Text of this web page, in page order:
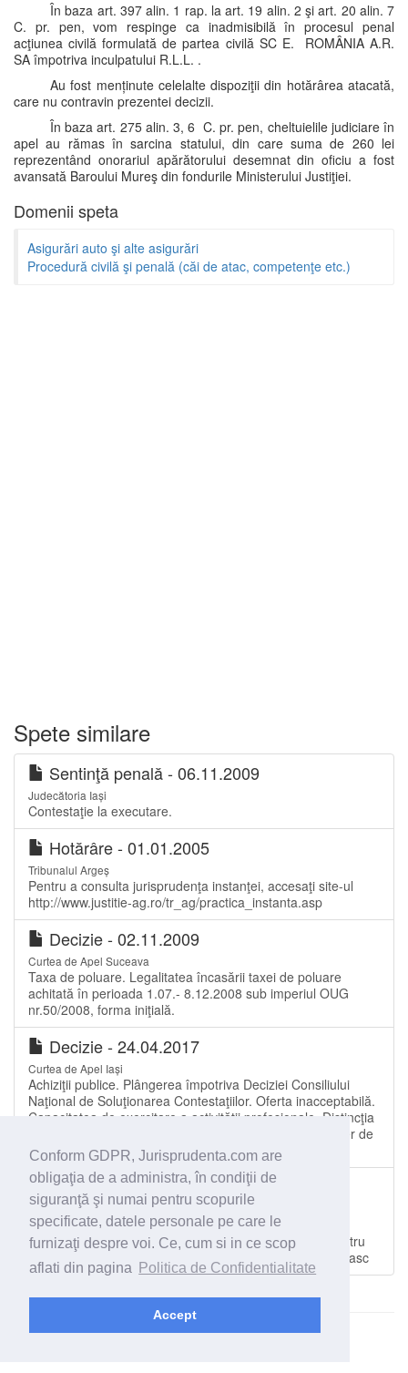
Conform GDPR, Jurisprudenta.com are
obligaţia de a administra, în condiţii de
siguranţă şi numai pentru scopurile
specificate, datele personale pe care le
furnizaţi despre voi. Ce, cum si in ce scop
aflati din pagina
Politica de Confidentialitate
Accept
În baza art. 397 alin. 1 rap. la art. 19 alin. 2 şi art. 20 alin. 7
C. pr. pen, vom respinge ca inadmisibilă în procesul penal
acţiunea civilă formulată de partea civilă SC E. ROMÂNIA A.R.
SA împotriva inculpatului R.L.L. .
Au fost menținute celelalte dispoziţii din hotărârea atacată,
care nu contravin prezentei decizii.
În baza art. 275 alin. 3, 6 C. pr. pen, cheltuielile judiciare în
apel au rămas în sarcina statului, din care suma de 260 lei
reprezentând onorariul apărătorului desemnat din oficiu a fost
avansată Baroului Mureş din fondurile Ministerului Justiţiei.
Domenii speta
Asigurări auto şi alte asigurări
Procedură civilă şi penală (căi de atac, competenţe etc.)
Spete similare
Sentinţă penală - 06.11.2009
Judecătoria Iași
Contestaţie la executare.
Hotărâre - 01.01.2005
Tribunalul Argeș
Pentru a consulta jurisprudenţa instanţei, accesaţi site-ul
http://www.justitie-ag.ro/tr_ag/practica_instanta.asp
Decizie - 02.11.2009
Curtea de Apel Suceava
Taxa de poluare. Legalitatea încasării taxei de poluare
achitată în perioada 1.07.- 8.12.2008 sub imperiul OUG
nr.50/2008, forma iniţială.
Decizie - 24.04.2017
Curtea de Apel Iași
Achiziţii publice. Plângerea împotriva Deciziei Consiliului
Naţional de Soluţionarea Contestaţiilor. Oferta inacceptabilă.
Capacitatea de exercitare a activităţii profesionale. Distincţia
şi consecinţele ce decurg din deţinerea calităţii de broker de
asig
Decizie - 15.06.2016
Curtea de Apel Timișoara
Daune morale. Criterii de apreciere. Penalizarea
asigurătorului. Termenul de la care curg penalităţile pentru
neplata daunelor morale stabilite de instanţa judecătoreasc